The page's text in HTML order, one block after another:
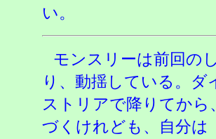
い。
モンスリーは前回の
り、動揺している。
ストリアで降りてか
づくけれども、自分は